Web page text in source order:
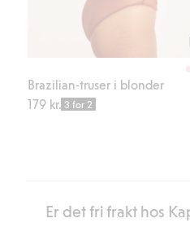
Brazilian-truser i blonder
179 kr. 3 for 2
Er det fri frakt hos